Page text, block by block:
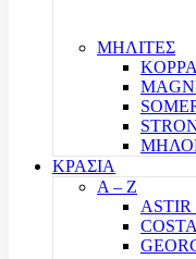
ΜΗΛΙΤΕΣ
ΚΡΑΣΙΑ
A – Z
ASTIR